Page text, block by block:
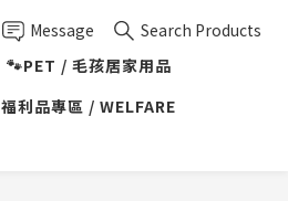
Message
Search Products
🐾PET / 毛孩居家用品
福利品專區 / WELFARE